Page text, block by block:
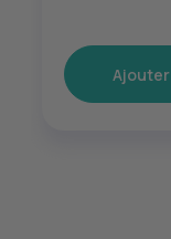
Ajouter